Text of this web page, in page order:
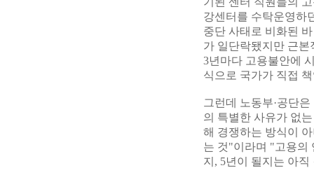
강센터를 수탁운영하
중단 사태로 비화된
가 일단락됐지만 근
3년마다 고용불안에
식으로 국가가 직접
그런데 노동부·공단
의 특별한 사유가 없
해 경쟁하는 방식이
는 것"이라며 "고용의
지, 5년이 될지는 아